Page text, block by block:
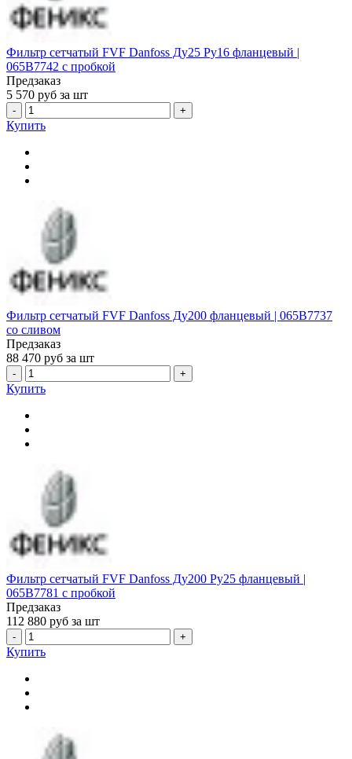
Фильтр сетчатый FVF Danfoss Ду25 Ру16 фланцевый |
065B7742 с пробкой
Предзаказ
5 570 руб за шт
- +
Купить
Фильтр сетчатый FVF Danfoss Ду200 фланцевый | 065B7737
со сливом
Предзаказ
88 470 руб за шт
- +
Купить
Фильтр сетчатый FVF Danfoss Ду200 Ру25 фланцевый |
065B7781 с пробкой
Предзаказ
112 880 руб за шт
- +
Купить